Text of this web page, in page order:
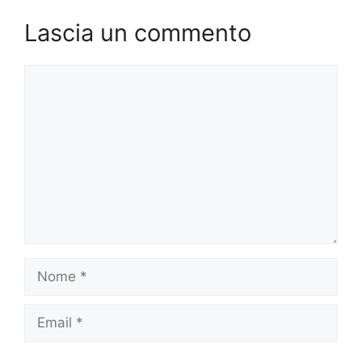
Lascia un commento
Nome
Email